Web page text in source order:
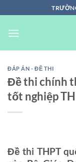
đến
nội
ĐÁP ÁN - ĐỀ THI
Đề thi chính
tốt nghiệp
Đề thi THPT